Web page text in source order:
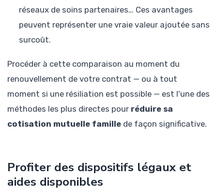
réseaux de soins partenaires… Ces avantages
peuvent représenter une vraie valeur ajoutée sans
surcoût.
Procéder à cette comparaison au moment du
renouvellement de votre contrat — ou à tout
moment si une résiliation est possible — est l'une des
méthodes les plus directes pour réduire sa
cotisation mutuelle famille de façon significative.
Profiter des dispositifs légaux et
aides disponibles